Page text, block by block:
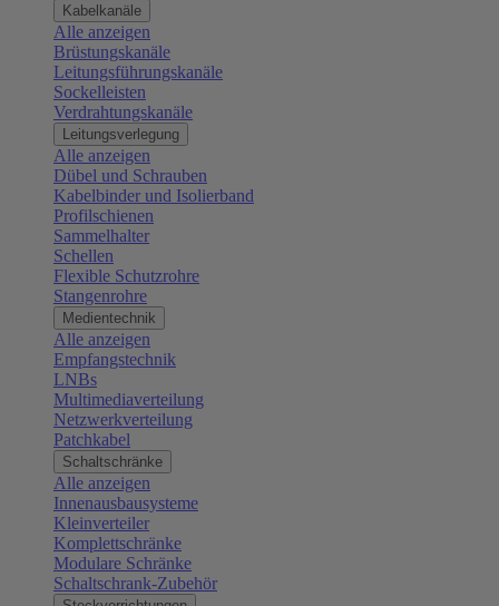
Kabelkanäle
Alle anzeigen
Brüstungskanäle
Leitungsführungskanäle
Sockelleisten
Verdrahtungskanäle
Leitungsverlegung
Alle anzeigen
Dübel und Schrauben
Kabelbinder und Isolierband
Profilschienen
Sammelhalter
Schellen
Flexible Schutzrohre
Stangenrohre
Medientechnik
Alle anzeigen
Empfangstechnik
LNBs
Multimediaverteilung
Netzwerkverteilung
Patchkabel
Schaltschränke
Alle anzeigen
Innenausbausysteme
Kleinverteiler
Komplettschränke
Modulare Schränke
Schaltschrank-Zubehör